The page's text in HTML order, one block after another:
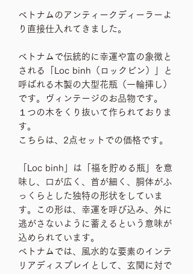
ベトナムのアンティークディーラーよ
り直接仕入れてきました。
ベトナムで伝統的に幸運や富の象徴と
される「Loc binh（ロックビン）」と
呼ばれる木製の大型花瓶（一輪挿し）
です。ヴィンテージのお品物です。
１つの木をくり抜いて作られておりま
す。
こちらは、2点セットでの価格です。
「Loc binh」は「福を貯める瓶」を意
味し、口が広く、首が細く、胴体がふ
っくらとした独特の形状をしていま
す。この形は、幸運を呼び込み、外に
逃がさないように蓄えるという意味が
込められています。
ベトナムでは、風水的な要素のインテ
リアディスプレイとして、玄関に対で